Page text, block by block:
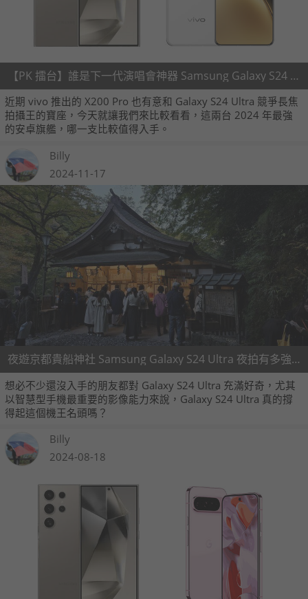
【PK 擂台】誰是下一代演唱會神器 Samsung Galaxy S24 Ultra V.S. vivo X200 Pro
近期 vivo 推出的 X200 Pro 也有意和 Galaxy S24 Ultra 競爭長焦
拍攝王的寶座，今天就讓我們來比較看看，這兩台 2024 年最強
的安卓旗艦，哪一支比較值得入手。
Billy
2024-11-17
夜遊京都貴船神社 Samsung Galaxy S24 Ultra 夜拍有多強？
想必不少還沒入手的朋友都對 Galaxy S24 Ultra 充滿好奇，尤其
以智慧型手機最重要的影像能力來說，Galaxy S24 Ultra 真的撐
得起這個機王名頭嗎？
Billy
2024-08-18